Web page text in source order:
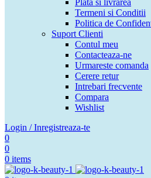
Plata si livrarea
Termeni si Conditii
Politica de
Suport Clienti
Contul meu
Contacteaza-ne
Urmareste comanda
Cerere retur
Intrebari frecvente
Compara
Wishlist
Login / Inregistreaza-te
0
0
0 items